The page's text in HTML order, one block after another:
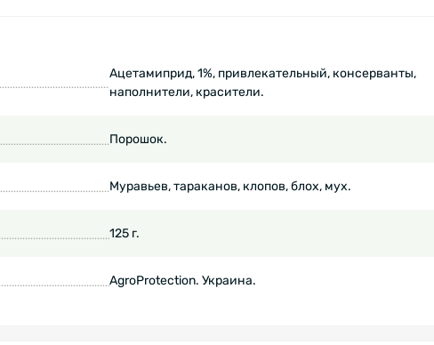
Ацетамиприд, 1%, привлекательный, консерванты,
наполнители, красители.
Порошок.
Муравьев, тараканов, клопов, блох, мух.
125 г.
AgroProtection. Украина.